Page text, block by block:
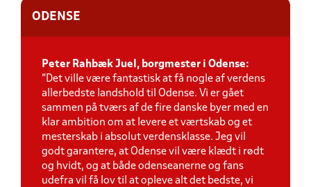
ODENSE
Peter Rahbæk Juel, borgmester i Odense:
”Det ville være fantastisk at få nogle af verdens
allerbedste landshold til Odense. Vi er gået
sammen på tværs af de fire danske byer med en
klar ambition om at levere et værtskab og et
mesterskab i absolut verdensklasse. Jeg vil
godt garantere, at Odense vil være klædt i rødt
og hvidt, og at både odenseanerne og fans
udefra vil få lov til at opleve alt det bedste, vi